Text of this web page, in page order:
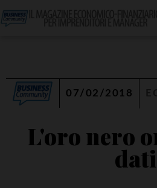
07/02/2018
L'oro nero
dati